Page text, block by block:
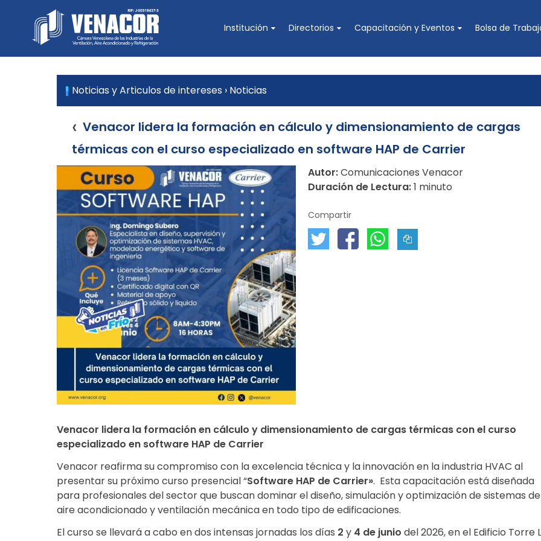
Venacor
Cámara Venezolana de las Industrias de Ventilación, Aire Acondicionado y Refrigeración
Institución Directorios Capacitación y Eventos Bolsa de
Noticias y Articulos de intereses › Noticias
‹Venacor lidera la formación en cálculo y dimensionamiento de cargas
térmicas con el curso especializado en software HAP de Carrier
Autor:Comunicaciones Venacor
Duración de Lectura:1 minuto
Compartir
Venacor lidera la formación en cálculo y dimensionamiento de cargas térmicas con el curso
especializado en software HAP de Carrier
Venacor reafirma su compromiso con la excelencia técnica y la innovación en la industria HVAC al
presentar su próximo curso presencial “Software HAP de Carrier». Esta capacitación está diseñada
para profesionales del sector que buscan dominar el diseño, simulación y optimización de sistemas de
aire acondicionado y ventilación mecánica en todo tipo de edificaciones.
El curso se llevará a cabo en dos intensas jornadas los días 2 y 4 de junio del 2026, en el Edificio Torre